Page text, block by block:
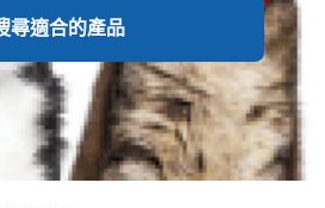
尋適合的產品